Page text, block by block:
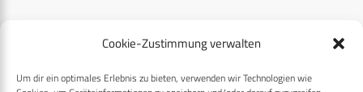
Cookie-Zustimmung verwalten
Um dir ein optimales Erlebnis zu bieten, verwenden wir Technologien wie
RECHTLICHES